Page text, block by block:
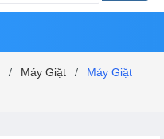
/ Máy Giặt /
Máy Giặt